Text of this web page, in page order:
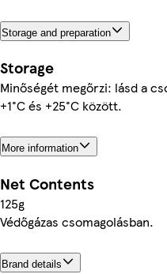
Storage and preparation
Storage
Minőségét megőrzi: lásd a
+1°C és +25°C között.
More information
Net Contents
125g
Védőgázas csomagolásban.
Brand details